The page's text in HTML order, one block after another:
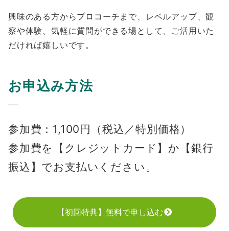
興味のある方からプロコーチまで、レベルアップ、観
察や体験、気軽に質問ができる場として、ご活用いた
だければ嬉しいです。
お申込み方法
参加費：1,100円（税込／特別価格）
参加費を【クレジットカード】か【銀行
振込】でお支払いください。
【初回特典】無料で申し込む